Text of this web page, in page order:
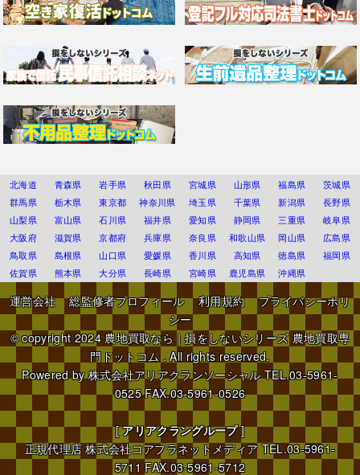
北海道 青森県 岩手県 秋田県 宮城県 山形県 福島県
茨城県
群馬県
栃木県 東京都 神奈川県 埼玉県 千葉県 新潟県
長野県
山梨県
富山県 石川県 福井県 愛知県 静岡県 三重県
岐阜県
大阪府
滋賀県 京都府 兵庫県 奈良県 和歌山県 岡山県
広島県
鳥取県
島根県 山口県 愛媛県 香川県 高知県 徳島県
福岡県
佐賀県
熊本県 大分県 長崎県 宮崎県 鹿児島県 沖縄県
運営会社 総監修者プロフィール 利用規約
プライバシーポリ
シー
© copyright 2024農地買取なら｜損をしないシリーズ 農地買取専
門ドットコム . All rights reserved.
Powered by株式会社アリアクランソーシャルTEL.03-5961-
0525 FAX.03-5961-0526
[アリアクラングループ]
正規代理店株式会社コアプラネットメディア TEL.03-5961-
5711 FAX.03-5961-5712